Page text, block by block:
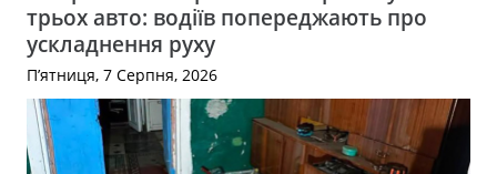
трьох авто: водіїв попереджають про
ускладнення руху
П’ятниця, 7 Серпня, 2026